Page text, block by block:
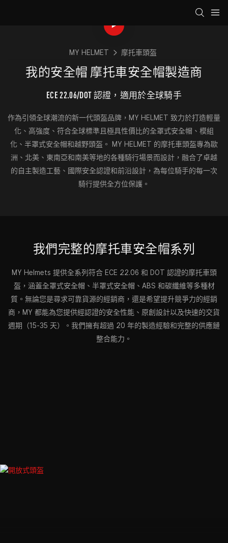
MY HELMET 摩托車頭盔
我的安全帽 摩托車安全帽製造商
ECE 22.06/DOT 認證，適用於全球騎手
作為引領全球潮流的新一代頭盔品牌，MY HELMET 致力於打造輕量
化、高強度、符合全球標準且極具性價比的全罩式安全帽、模組
化、半罩式安全帽和越野頭盔。 MY HELMET 的摩托車頭盔專為歐
洲、北美、東南亞和南美等地的各種騎行場景而設計，融合了卓越
的自主製造工藝、國際安全認證和前沿設計，為每位騎手的每一次
騎行提供全方位保護。
我們完整的摩托車安全帽系列
MY Helmets 提供全系列符合 ECE 22.06 和 DOT 認證的摩托車頭
盔，涵蓋全罩式安全帽、半罩式安全帽、ABS 和碳纖維等多種材
質。無論您是尋求可靠貨源的經銷商，還是希望提升競爭力的經銷
商，MY 都能為您提供經認證的安全性能、原創設計以及快速的交貨
週期（15-35 天）。我們擁有超過 20 年的製造經驗和完整的供應鏈
整合能力。